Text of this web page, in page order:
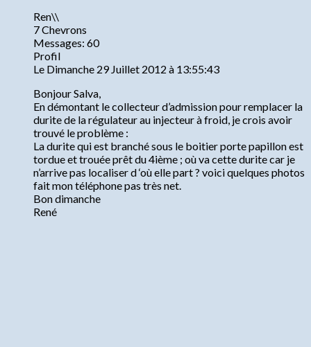
Ren\\
7 Chevrons
Messages: 60
Profil
Le Dimanche 29 Juillet 2012 à 13:55:43
Bonjour Salva,
En démontant le collecteur d’admission pour remplacer la
durite de la régulateur au injecteur à froid, je crois avoir
trouvé le problème :
La durite qui est branché sous le boitier porte papillon est
tordue et trouée prêt du 4ième ; où va cette durite car je
n’arrive pas localiser d ‘où elle part ? voici quelques photos
fait mon téléphone pas très net.
Bon dimanche
René